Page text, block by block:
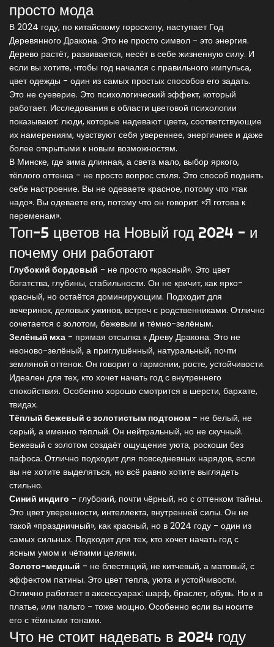
просто мода
В 2024 году, по китайскому гороскопу, наступает Год
Деревянного Дракона. Это не просто символ - это энергия.
Дерево растёт, развивается, несёт в себе жизненную силу. И
если вы хотите, чтобы год начался с правильного импульса,
цвет одежды - один из самых простых способов его задать.
Это не суеверие. Это психологический эффект, который
работает. Исследования в области цветовой психологии
показывают: люди, которые надевают цвета, соответствующие
их намерениям, чувствуют себя увереннее, энергичнее и даже
более открытыми к новым возможностям.
В Минске, где зима длинная, а света мало, выбор яркого,
тёплого оттенка - не просто вопрос стиля. Это способ поднять
себе настроение. Вы не одеваете красное, потому что «так
надо». Вы одеваете его, потому что он говорит: «Я готова к
переменам».
Топ-5 цветов на Новый год 2024 - и
почему они работают
Глубокий бордовый - не просто «красный». Это цвет
богатства, глубины, стабильности. Он не кричит, как ярко-
красный, но остаётся доминирующим. Подходит для
вечеринок, деловых ужинов, встреч с родственниками. Отлично
сочетается с золотом, бежевым и тёмно-зелёным.
Зелёный мха - прямая отсылка к Древу Дракона. Это не
неоново-зелёный, а приглушённый, натуральный, почти
земляной оттенок. Он говорит о гармонии, росте, устойчивости.
Идеален для тех, кто хочет начать год с внутреннего
спокойствия. Особенно хорошо смотрится в шерсти, бархате,
твидах.
Тёплый бежевый с золотистым подтоном - не белый, не
серый, а именно тёплый. Он нейтральный, но не скучный.
Бежевый с золотом создаёт ощущение уюта, роскоши без
пафоса. Отлично подходит для повседневных нарядов, если
вы не хотите выделяться, но всё равно хотите выглядеть
стильно.
Синий индиго - глубокий, почти чёрный, но с оттенком тайны.
Это цвет уверенности, интеллекта, внутренней силы. Он не
такой «праздничный», как красный, но в 2024 году - один из
самых сильных. Подходит для тех, кто хочет начать год с
ясным умом и чёткими целями.
Золото-медный - не блестящий, не китчевый, а матовый, с
эффектом патины. Это цвет тепла, уюта и устойчивости.
Отлично работает в аксессуарах: шарф, браслет, обувь. Но и в
платье, или пальто - тоже мощно. Особенно если вы носите
его с тёмными тонами.
Что не стоит надевать в 2024 году